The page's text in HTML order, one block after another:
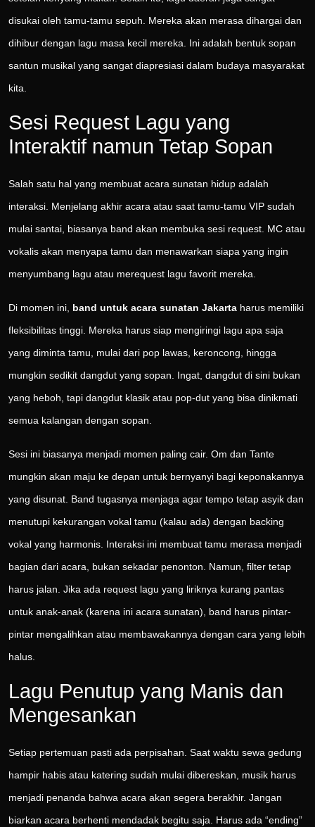
disukai oleh tamu-tamu sepuh. Mereka akan merasa dihargai dan
dihibur dengan lagu masa kecil mereka. Ini adalah bentuk sopan
santun musikal yang sangat diapresiasi dalam budaya masyarakat
kita.
Sesi Request Lagu yang
Interaktif namun Tetap Sopan
Salah satu hal yang membuat acara sunatan hidup adalah
interaksi. Menjelang akhir acara atau saat tamu-tamu VIP sudah
mulai santai, biasanya band akan membuka sesi request. MC atau
vokalis akan menyapa tamu dan menawarkan siapa yang ingin
menyumbang lagu atau merequest lagu favorit mereka.
Di momen ini, band untuk acara sunatan Jakarta harus memiliki
fleksibilitas tinggi. Mereka harus siap mengiringi lagu apa saja
yang diminta tamu, mulai dari pop lawas, keroncong, hingga
mungkin sedikit dangdut yang sopan. Ingat, dangdut di sini bukan
yang heboh, tapi dangdut klasik atau pop-dut yang bisa dinikmati
semua kalangan dengan sopan.
Sesi ini biasanya menjadi momen paling cair. Om dan Tante
mungkin akan maju ke depan untuk bernyanyi bagi keponakannya
yang disunat. Band tugasnya menjaga agar tempo tetap asyik dan
menutupi kekurangan vokal tamu (kalau ada) dengan backing
vokal yang harmonis. Interaksi ini membuat tamu merasa menjadi
bagian dari acara, bukan sekadar penonton. Namun, filter tetap
harus jalan. Jika ada request lagu yang liriknya kurang pantas
untuk anak-anak (karena ini acara sunatan), band harus pintar-
pintar mengalihkan atau membawakannya dengan cara yang lebih
halus.
Lagu Penutup yang Manis dan
Mengesankan
Setiap pertemuan pasti ada perpisahan. Saat waktu sewa gedung
hampir habis atau katering sudah mulai dibereskan, musik harus
menjadi penanda bahwa acara akan segera berakhir. Jangan
biarkan acara berhenti mendadak begitu saja. Harus ada “ending”